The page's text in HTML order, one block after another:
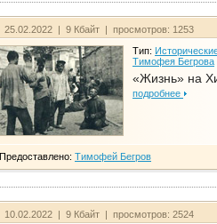
25.02.2022 | 9 Кбайт | просмотров: 1253
Тип:
Тимофея Бегрова
«Жизнь» на
подробнее
Предоставлено: Тимофей Бегров
10.02.2022 | 9 Кбайт | просмотров: 2524